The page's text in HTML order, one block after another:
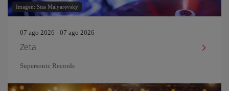
Imagen: Stas Malyarevsky
07 ago 2026 - 07 ago 2026
Zeta
Supersonic Records